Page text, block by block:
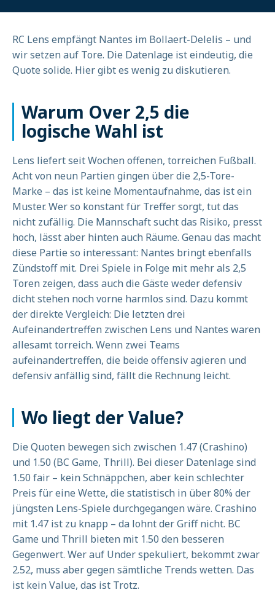
RC Lens empfängt Nantes im Bollaert-Delelis – und
wir setzen auf Tore. Die Datenlage ist eindeutig, die
Quote solide. Hier gibt es wenig zu diskutieren.
Warum Over 2,5 die
logische Wahl ist
Lens liefert seit Wochen offenen, torreichen Fußball.
Acht von neun Partien gingen über die 2,5-Tore-
Marke – das ist keine Momentaufnahme, das ist ein
Muster. Wer so konstant für Treffer sorgt, tut das
nicht zufällig. Die Mannschaft sucht das Risiko, presst
hoch, lässt aber hinten auch Räume. Genau das macht
diese Partie so interessant: Nantes bringt ebenfalls
Zündstoff mit. Drei Spiele in Folge mit mehr als 2,5
Toren zeigen, dass auch die Gäste weder defensiv
dicht stehen noch vorne harmlos sind. Dazu kommt
der direkte Vergleich: Die letzten drei
Aufeinandertreffen zwischen Lens und Nantes waren
allesamt torreich. Wenn zwei Teams
aufeinandertreffen, die beide offensiv agieren und
defensiv anfällig sind, fällt die Rechnung leicht.
Wo liegt der Value?
Die Quoten bewegen sich zwischen 1.47 (Crashino)
und 1.50 (BC Game, Thrill). Bei dieser Datenlage sind
1.50 fair – kein Schnäppchen, aber kein schlechter
Preis für eine Wette, die statistisch in über 80% der
jüngsten Lens-Spiele durchgegangen wäre. Crashino
mit 1.47 ist zu knapp – da lohnt der Griff nicht. BC
Game und Thrill bieten mit 1.50 den besseren
Gegenwert. Wer auf Under spekuliert, bekommt zwar
2.52, muss aber gegen sämtliche Trends wetten. Das
ist kein Value, das ist Trotz.